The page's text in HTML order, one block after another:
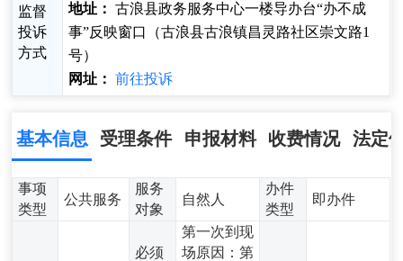
监督
投诉
方式
地址： 古浪县政务服务中心一楼导办台“办不成
事”反映窗口（古浪县古浪镇昌灵路社区崇文路1
号）
网址： 前往投诉
基本信息 受理条件 申报材料 收费情况 法定
事项
类型
公共服务
服务
对象
自然人
办件
类型
即办件
必须
第一次到现
场原因：第